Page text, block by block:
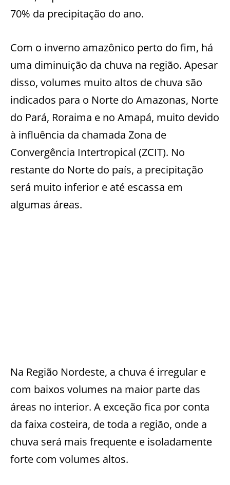
70% da precipitação do ano.
Com o inverno amazônico perto do fim, há
uma diminuição da chuva na região. Apesar
disso, volumes muito altos de chuva são
indicados para o Norte do Amazonas, Norte
do Pará, Roraima e no Amapá, muito devido
à influência da chamada Zona de
Convergência Intertropical (ZCIT). No
restante do Norte do país, a precipitação
será muito inferior e até escassa em
algumas áreas.
Na Região Nordeste, a chuva é irregular e
com baixos volumes na maior parte das
áreas no interior. A exceção fica por conta
da faixa costeira, de toda a região, onde a
chuva será mais frequente e isoladamente
forte com volumes altos.